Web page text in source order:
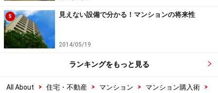
5 見えない設備で分かる！マンションの将来性
2014/05/19
ランキングをもっと見る
All About > 住宅・不動産 > マンション > マンション購入術
>